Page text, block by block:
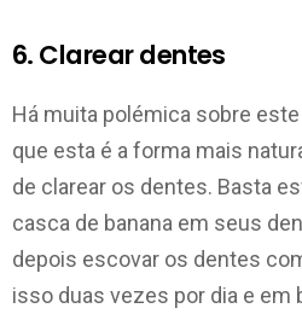
6. Clarear dentes
Há muita polémica sobre
que esta é a forma mais
de clarear os dentes. Basta
casca de banana em seus
depois escovar os dentes
isso duas vezes por dia e em